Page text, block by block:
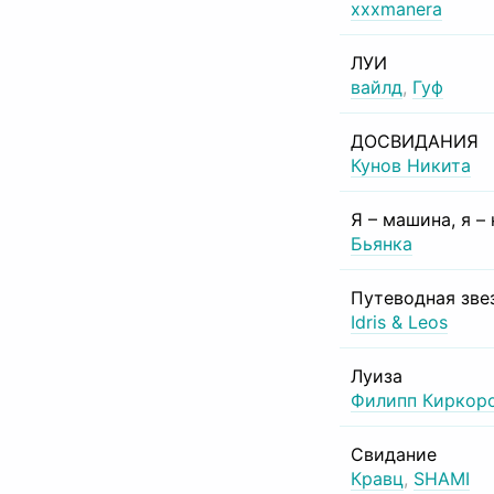
xxxmanera
ЛУИ
вайлд, Гуф
ДОСВИДАНИЯ
Кунов Никита
Я – машина, я –
Бьянка
Путеводная
Idris & Leos
Луиза
Филипп
Свидание
Кравц, SHAMI